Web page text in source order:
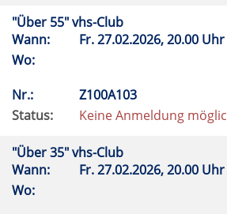
"Über 55" vhs-Club
Wann:
Fr.27.02.2026, 20.00 Uhr
Wo:
Nr.:
Z100A103
Status:
Keine Anmeldung
"Über 35" vhs-Club
Wann:
Fr.27.02.2026, 20.00 Uhr
Wo: